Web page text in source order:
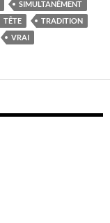
SIMULTANÉMENT
TÊTE
TRADITION
VRAI